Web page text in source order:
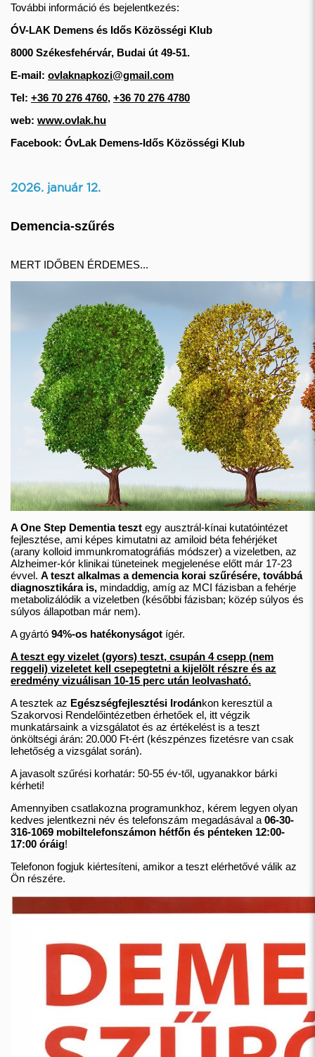
További információ és bejelentkezés:
ÓV-LAK Demens és Idős Közösségi Klub
8000 Székesfehérvár, Budai út 49-51.
E-mail: ovlaknapkozi@gmail.com
Tel: +36 70 276 4760, +36 70 276 4780
web: www.ovlak.hu
Facebook: ÓvLak Demens-Idős Közösségi Klub
2026. január 12.
Demencia-szűrés
MERT IDŐBEN ÉRDEMES...
A One Step Dementia teszt egy ausztrál-kínai kutatóintézet
fejlesztése, ami képes kimutatni az amiloid béta fehérjéket
(arany kolloid immunkromatográfiás módszer) a vizeletben, az
Alzheimer-kór klinikai tüneteinek megjelenése előtt már 17-23
évvel. A teszt alkalmas a demencia korai szűrésére, továbbá
diagnosztikára is, mindaddig, amíg az MCI fázisban a fehérje
metabolizálódik a vizeletben (későbbi fázisban; közép súlyos és
súlyos állapotban már nem).
A gyártó 94%-os hatékonyságot ígér.
A teszt egy vizelet (gyors) teszt, csupán 4 csepp (nem
reggeli) vizeletet kell csepegtetni a kijelölt részre és az
eredmény vizuálisan 10-15 perc után leolvasható.
A tesztek az Egészségfejlesztési Irodánkon keresztül a
Szakorvosi Rendelőintézetben érhetőek el, itt végzik
munkatársaink a vizsgálatot és az értékelést is a teszt
önköltségi árán: 20.000 Ft-ért (készpénzes fizetésre van csak
lehetőség a vizsgálat során).
A javasolt szűrési korhatár: 50-55 év-től, ugyanakkor bárki
kérheti!
Amennyiben csatlakozna programunkhoz, kérem legyen olyan
kedves jelentkezni név és telefonszám megadásával a 06-30-
316-1069 mobiltelefonszámon hétfőn és pénteken 12:00-
17:00 óráig!
Telefonon fogjuk kiértesíteni, amikor a teszt elérhetővé válik az
Ön részére.